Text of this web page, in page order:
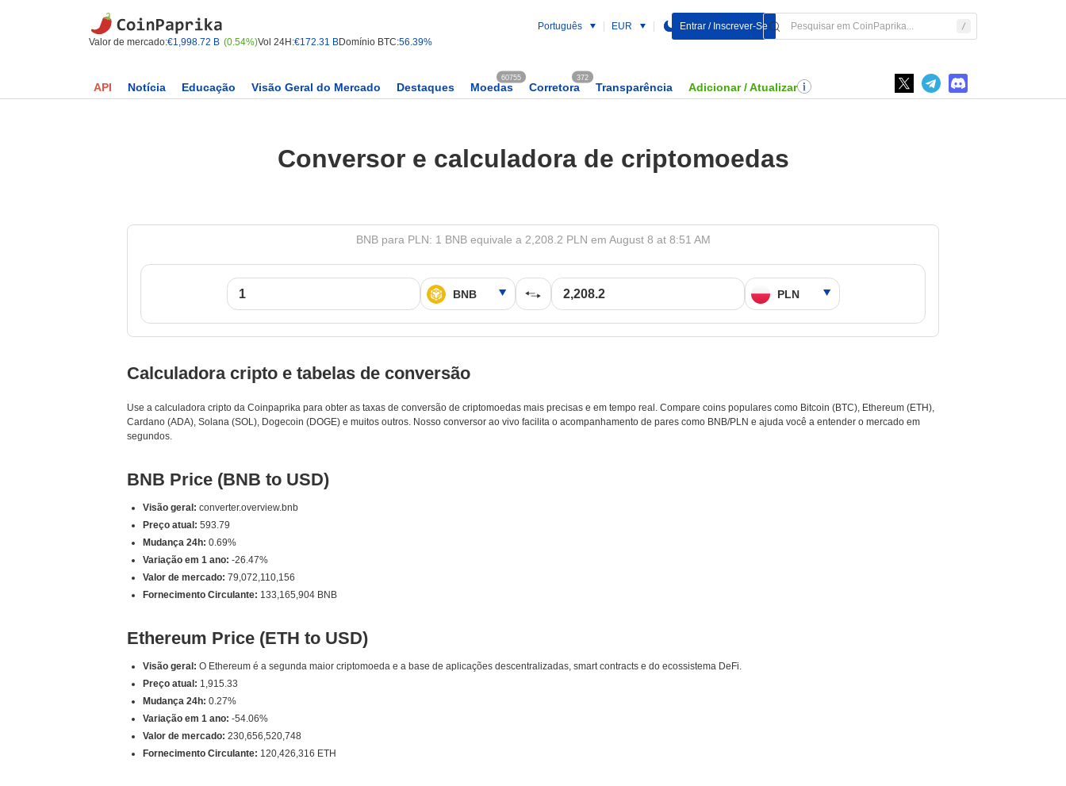
Valor de mercado:€1,998.72 B (0.54%)Vol 24H:€172.31 BDomínio BTC:56.39%
Português EUR Entrar / Inscrever-Se
API Notícia Educação Visão Geral do Mercado Destaques Moedas
60755
Corretora
372
Transparência Adicionar / Atualizar
Conversor e calculadora de criptomoedas
BNB para PLN: 1 BNB equivale a 2,208.2 PLN em August 8 at 8:51 AM
Calculadora cripto e tabelas de conversão
Use a calculadora cripto da Coinpaprika para obter as taxas de conversão de criptomoedas mais precisas e em tempo real. Compare coins populares como Bitcoin (BTC), Ethereum (ETH),
Cardano (ADA), Solana (SOL), Dogecoin (DOGE) e muitos outros. Nosso conversor ao vivo facilita o acompanhamento de pares como BNB/PLN e ajuda você a entender o mercado em
segundos.
BNB Price (BNB to USD)
Visão geral: converter.overview.bnb
Preço atual: 593.79
Mudança 24h: 0.69%
Variação em 1 ano: -26.47%
Valor de mercado: 79,072,110,156
Fornecimento Circulante: 133,165,904 BNB
Ethereum Price (ETH to USD)
Visão geral: O Ethereum é a segunda maior criptomoeda e a base de aplicações descentralizadas, smart contracts e do ecossistema DeFi.
Preço atual: 1,915.33
Mudança 24h: 0.27%
Variação em 1 ano: -54.06%
Valor de mercado: 230,656,520,748
Fornecimento Circulante: 120,426,316 ETH